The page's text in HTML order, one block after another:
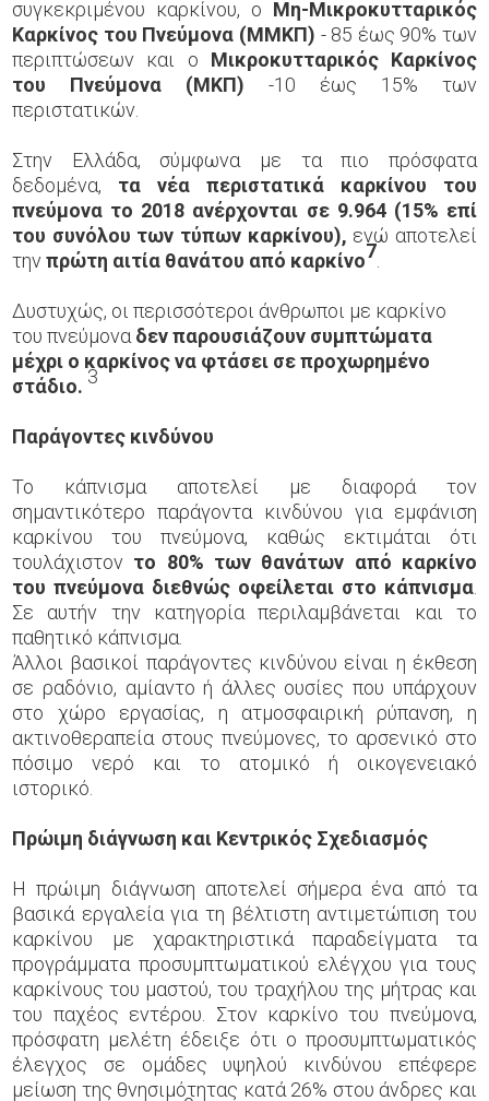
συγκεκριμένου καρκίνου, ο Μη-Μικροκυτταρικός
Καρκίνος του Πνεύμονα (ΜΜΚΠ) - 85 έως 90% των
περιπτώσεων και o Μικροκυτταρικός Καρκίνος
του Πνεύμονα (ΜΚΠ) -10 έως 15% των
περιστατικών.
Στην Ελλάδα, σύμφωνα με τα πιο πρόσφατα
δεδομένα, τα νέα περιστατικά καρκίνου του
πνεύμονα το 2018 ανέρχονται σε 9.964 (15% επί
του συνόλου των τύπων καρκίνου), ενώ αποτελεί
τηνπρώτη αιτία θανάτου από καρκίνο7
Δυστυχώς, οι περισσότεροι άνθρωποι με καρκίνο
του πνεύμονα δεν παρουσιάζουν συμπτώματα
μέχρι ο καρκίνος να φτάσει σε προχωρημένο
στάδιο. 3
Παράγοντες κινδύνου
Το κάπνισμα αποτελεί με διαφορά τον
σημαντικότερο παράγοντα κινδύνου για εμφάνιση
καρκίνου του πνεύμονα, καθώς εκτιμάται ότι
τουλάχιστον το 80% των θανάτων από καρκίνο
του πνεύμονα διεθνώς οφείλεται στο κάπνισμα.
Σε αυτήν την κατηγορία περιλαμβάνεται και το
παθητικό κάπνισμα.
Άλλοι βασικοί παράγοντες κινδύνου είναι η έκθεση
σε ραδόνιο, αμίαντο ή άλλες ουσίες που υπάρχουν
στο χώρο εργασίας, η ατμοσφαιρική ρύπανση, η
ακτινοθεραπεία στους πνεύμονες, το αρσενικό στο
πόσιμο νερό και το ατομικό ή οικογενειακό
ιστορικό.
Πρώιμη διάγνωση και Κεντρικός Σχεδιασμός
Η πρώιμη διάγνωση αποτελεί σήμερα ένα από τα
βασικά εργαλεία για τη βέλτιστη αντιμετώπιση του
καρκίνου με χαρακτηριστικά παραδείγματα τα
προγράμματα προσυμπτωματικού ελέγχου για τους
καρκίνους του μαστού, του τραχήλου της μήτρας και
του παχέος εντέρου. Στον καρκίνο του πνεύμονα,
πρόσφατη μελέτη έδειξε ότι ο προσυμπτωματικός
έλεγχος σε ομάδες υψηλού κινδύνου επέφερε
μείωση της θνησιμότητας κατά 26% στου άνδρες και